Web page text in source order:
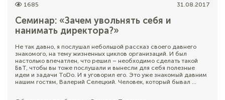
1685 31.08.2017
Семинар: «Зачем увольнять себя и
нанимать директора?»
Не так давно, я послушал небольшой рассказ своего давнего
знакомого, на тему жизненных циклов организаций. И был
настолько впечатлен, что решил – необходимо сделать такой
БвТ, чтобы вы тоже послушали и вынесли для себя полезные
идеи и задачи ToDo. И я уговорил его. Это уже знакомый давним
нашим гостям, Валерий Селецкий. Человек, который бывал ...